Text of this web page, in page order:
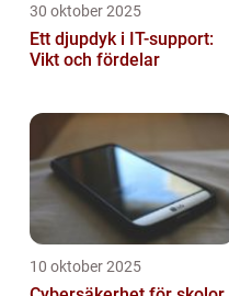
30 oktober 2025
Ett djupdyk i IT-support:
Vikt och fördelar
10 oktober 2025